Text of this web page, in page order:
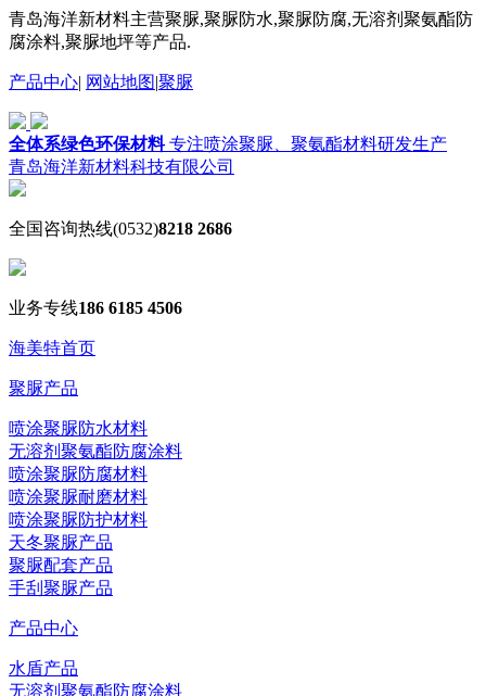
青岛海洋新材料主营聚脲,聚脲防水,聚脲防腐,无溶剂聚氨酯防
腐涂料,聚脲地坪等产品.
产品中心| 网站地图|聚脲
全体系绿色环保材料专注喷涂聚脲、聚氨酯材料研发生产
青岛海洋新材料科技有限公司
全国咨询热线(0532)8218 2686
业务专线186 6185 4506
海美特首页
聚脲产品
喷涂聚脲防水材料
无溶剂聚氨酯防腐涂料
喷涂聚脲防腐材料
喷涂聚脲耐磨材料
喷涂聚脲防护材料
天冬聚脲产品
聚脲配套产品
手刮聚脲产品
产品中心
水盾产品
无溶剂聚氨酯防腐涂料